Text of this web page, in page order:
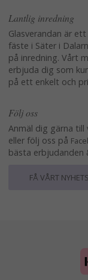
Lantlig inredning
Glasverandan är
fäste i Säter i
på inredning. Vårt
erbjuda dig som
på ett enkelt och
Följ oss
Anmäl dig gärna
eller följ oss på
bästa erbjudanden
FÅ VÅRT